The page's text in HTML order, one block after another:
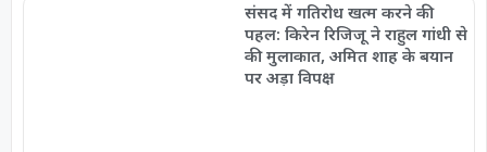
संसद में गतिरोध खत्म करने की
पहल: किरेन रिजिजू ने राहुल गांधी से
की मुलाकात, अमित शाह के बयान
पर अड़ा विपक्ष